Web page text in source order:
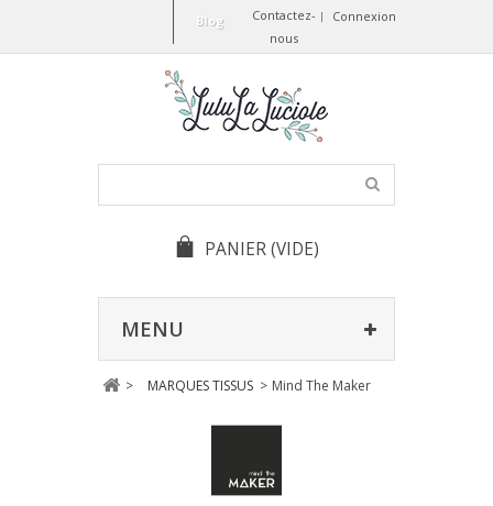
Connexion
Contactez-
nous
Blog
PANIER(VIDE)
MENU
> MARQUES TISSUS > Mind The Maker